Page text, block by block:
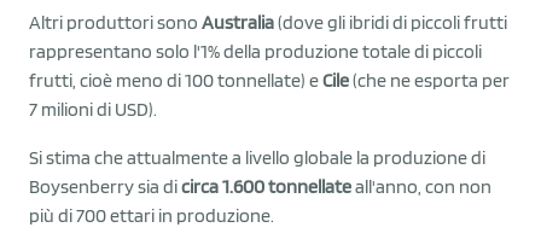
Altri produttori sono Australia(dove gli ibridi di piccoli frutti
rappresentano solo l'1% della produzione totale di piccoli
frutti, cioè meno di 100 tonnellate) eCile(che ne esporta per
7 milioni di USD).
Si stima che attualmente a livello globale la produzione di
Boysenberry sia dicirca 1.600 tonnellateall'anno, con non
più di 700 ettari in produzione.